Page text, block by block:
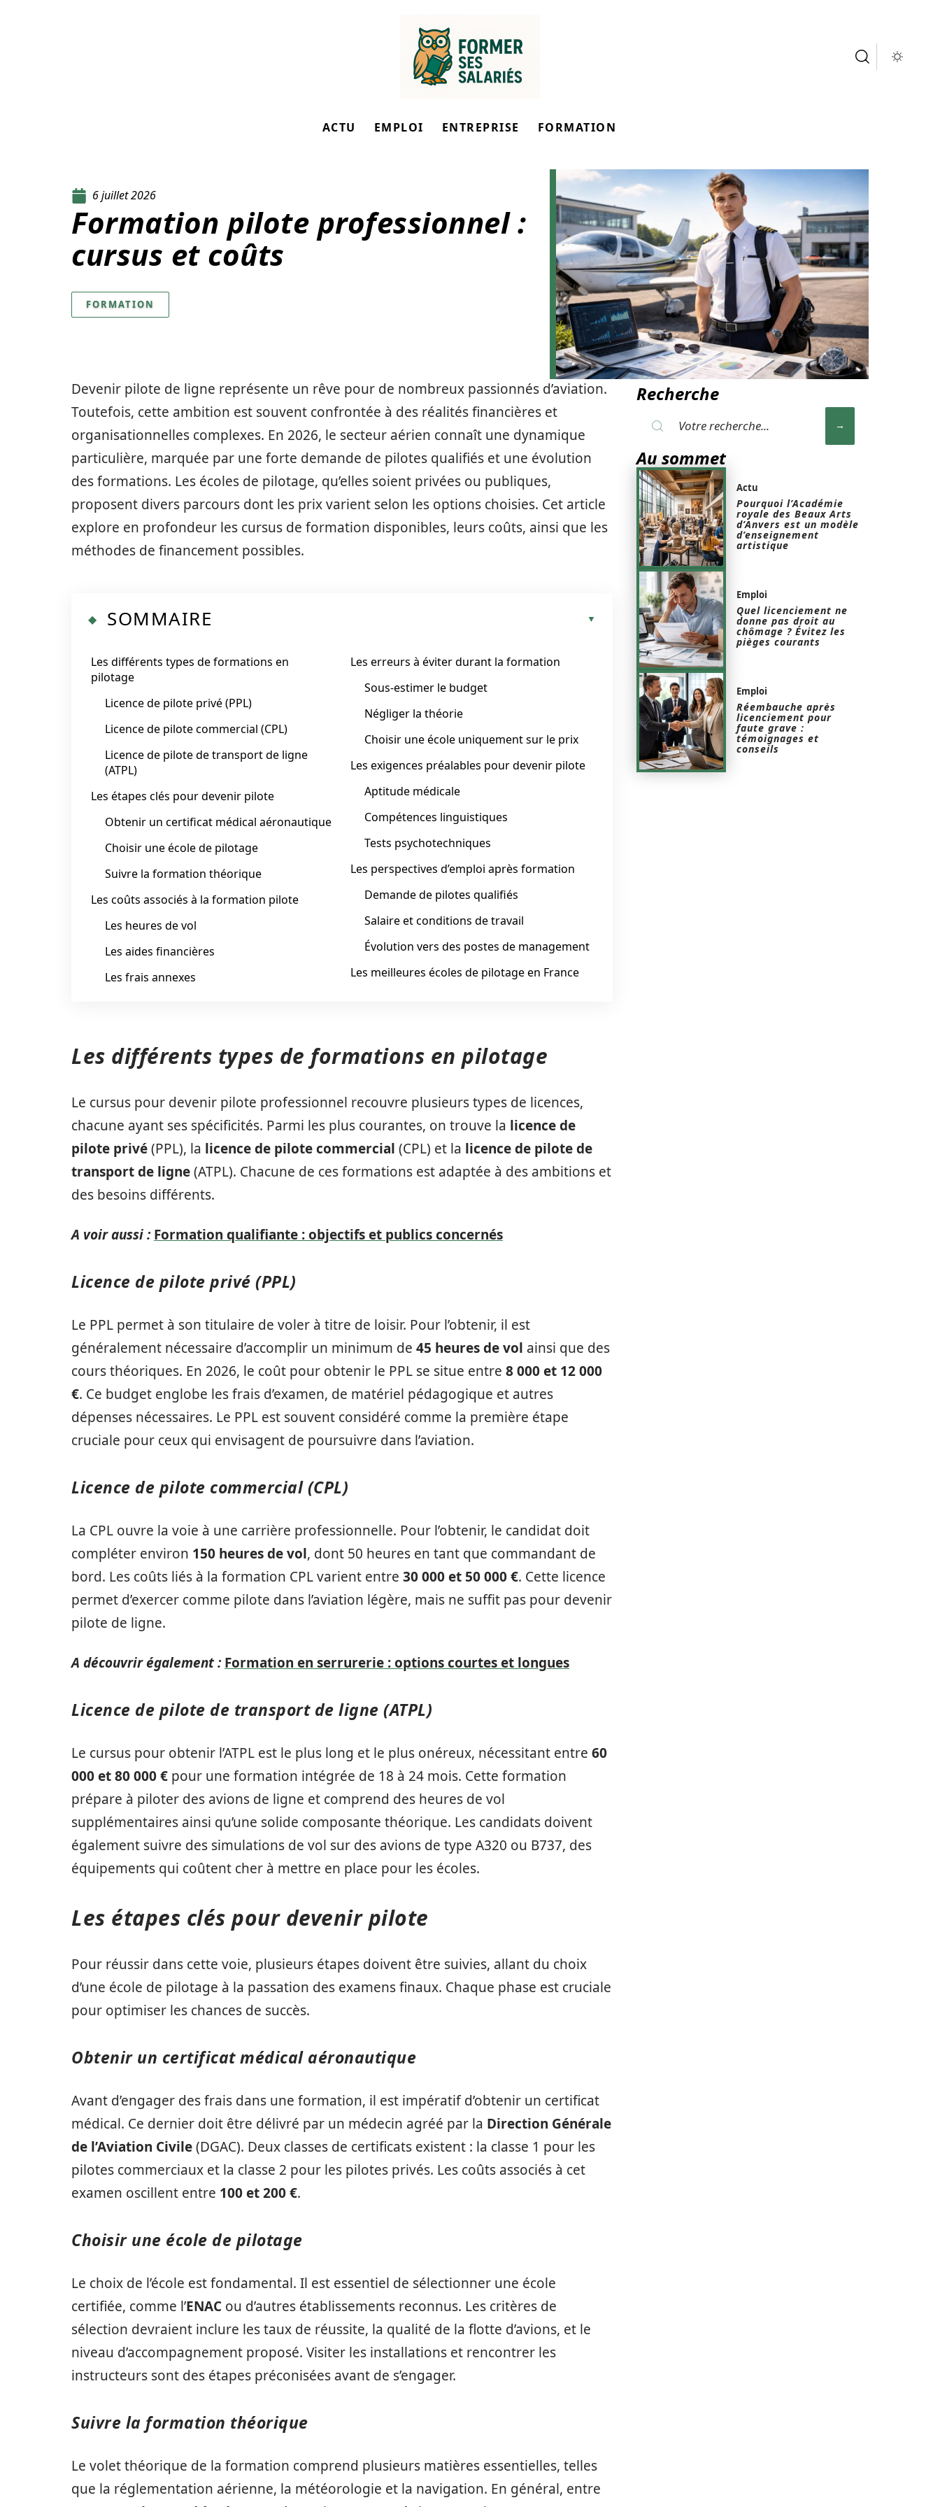
ACTU EMPLOI ENTREPRISE FORMATION
6 juillet 2026
Formation pilote professionnel :
cursus et coûts
FORMATION
Devenir pilote de ligne représente un rêve pour de nombreux passionnés d’aviation.
Toutefois, cette ambition est souvent confrontée à des réalités financières et
organisationnelles complexes. En 2026, le secteur aérien connaît une dynamique
particulière, marquée par une forte demande de pilotes qualifiés et une évolution
des formations. Les écoles de pilotage, qu’elles soient privées ou publiques,
proposent divers parcours dont les prix varient selon les options choisies. Cet article
explore en profondeur les cursus de formation disponibles, leurs coûts, ainsi que les
méthodes de financement possibles.
SOMMAIRE
Les différents types de formations en
pilotage
Licence de pilote privé (PPL)
Licence de pilote commercial (CPL)
Licence de pilote de transport de ligne
(ATPL)
Les étapes clés pour devenir pilote
Obtenir un certificat médical aéronautique
Choisir une école de pilotage
Suivre la formation théorique
Les coûts associés à la formation pilote
Les heures de vol
Les aides financières
Les frais annexes
Les erreurs à éviter durant la formation
Sous-estimer le budget
Négliger la théorie
Choisir une école uniquement sur le prix
Les exigences préalables pour devenir pilote
Aptitude médicale
Compétences linguistiques
Tests psychotechniques
Les perspectives d’emploi après formation
Demande de pilotes qualifiés
Salaire et conditions de travail
Évolution vers des postes de management
Les meilleures écoles de pilotage en France
Les différents types de formations en pilotage
Le cursus pour devenir pilote professionnel recouvre plusieurs types de licences,
chacune ayant ses spécificités. Parmi les plus courantes, on trouve la licence de
pilote privé(PPL), la licence de pilote commercial (CPL) et la licence de pilote de
transport de ligne(ATPL). Chacune de ces formations est adaptée à des ambitions et
des besoins différents.
A voir aussi : Formation qualifiante : objectifs et publics concernés
Licence de pilote privé (PPL)
Le PPL permet à son titulaire de voler à titre de loisir. Pour l’obtenir, il est
généralement nécessaire d’accomplir un minimum de 45 heures de vol ainsi que des
cours théoriques. En 2026, le coût pour obtenir le PPL se situe entre 8 000 et 12 000
€. Ce budget englobe les frais d’examen, de matériel pédagogique et autres
dépenses nécessaires. Le PPL est souvent considéré comme la première étape
cruciale pour ceux qui envisagent de poursuivre dans l’aviation.
Licence de pilote commercial (CPL)
La CPL ouvre la voie à une carrière professionnelle. Pour l’obtenir, le candidat doit
compléter environ 150 heures de vol, dont 50 heures en tant que commandant de
bord. Les coûts liés à la formation CPL varient entre 30 000 et 50 000 €. Cette licence
permet d’exercer comme pilote dans l’aviation légère, mais ne suffit pas pour devenir
pilote de ligne.
A découvrir également : Formation en serrurerie : options courtes et longues
Licence de pilote de transport de ligne (ATPL)
Le cursus pour obtenir l’ATPL est le plus long et le plus onéreux, nécessitant entre 60
000 et 80 000 € pour une formation intégrée de 18 à 24 mois. Cette formation
prépare à piloter des avions de ligne et comprend des heures de vol
supplémentaires ainsi qu’une solide composante théorique. Les candidats doivent
également suivre des simulations de vol sur des avions de type A320 ou B737, des
équipements qui coûtent cher à mettre en place pour les écoles.
Les étapes clés pour devenir pilote
Pour réussir dans cette voie, plusieurs étapes doivent être suivies, allant du choix
d’une école de pilotage à la passation des examens finaux. Chaque phase est cruciale
pour optimiser les chances de succès.
Obtenir un certificat médical aéronautique
Avant d’engager des frais dans une formation, il est impératif d’obtenir un certificat
médical. Ce dernier doit être délivré par un médecin agréé par la Direction Générale
de l’Aviation Civile(DGAC). Deux classes de certificats existent : la classe 1 pour les
pilotes commerciaux et la classe 2 pour les pilotes privés. Les coûts associés à cet
examen oscillent entre 100 et 200 €.
Choisir une école de pilotage
Le choix de l’école est fondamental. Il est essentiel de sélectionner une école
certifiée, comme l’ENAC ou d’autres établissements reconnus. Les critères de
sélection devraient inclure les taux de réussite, la qualité de la flotte d’avions, et le
niveau d’accompagnement proposé. Visiter les installations et rencontrer les
instructeurs sont des étapes préconisées avant de s’engager.
Suivre la formation théorique
Le volet théorique de la formation comprend plusieurs matières essentielles, telles
que la réglementation aérienne, la météorologie et la navigation. En général, entre
Recherche
Au sommet
Actu
Pourquoi l’Académie
royale des Beaux Arts
d’Anvers est un modèle
d’enseignement
artistique
Emploi
Quel licenciement ne
donne pas droit au
chômage ? Évitez les
pièges courants
Emploi
Réembauche après
licenciement pour
faute grave :
témoignages et
conseils